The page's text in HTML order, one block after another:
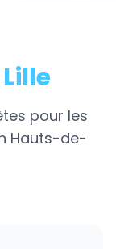
Lille
pour les
Hauts-de-